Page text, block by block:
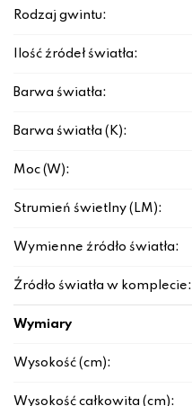
Rodzaj gwintu:
Ilość źródeł światła:
Barwa światła:
Barwa światła (K):
Moc (W):
Strumień świetlny (LM):
Wymienne źródło światła:
Źródło światła w komplecie:
Wymiary
Wysokość (cm):
Wysokość całkowita (cm):